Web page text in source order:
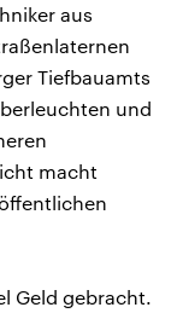
aus
Tiefbauamts
und
macht
Geld gebracht.